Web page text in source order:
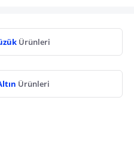
Ürünleri
Ürünleri